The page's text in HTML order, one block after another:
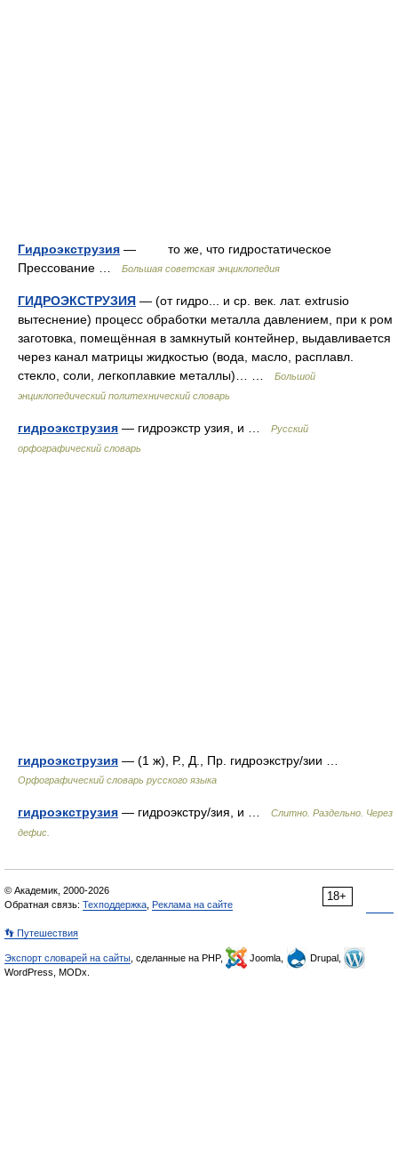
Гидроэкструзия — то же, что гидростатическое
Прессование …
Большая советская энциклопедия
ГИДРОЭКСТРУЗИЯ — (от гидро... и ср. век. лат. extrusio
вытеснение) процесс обработки металла давлением, при к ром
заготовка, помещённая в замкнутый контейнер, выдавливается
через канал матрицы жидкостью (вода, масло, расплавл.
стекло, соли, легкоплавкие металлы)… …
Большой
энциклопедический политехнический словарь
гидроэкструзия — гидроэкстр узия, и …
Русский
орфографический словарь
гидроэкструзия — (1 ж), Р., Д., Пр. гидроэкстру/зии …
Орфографический словарь русского языка
гидроэкструзия — гидроэкстру/зия, и …
Слитно. Раздельно. Через
дефис.
18+
© Академик, 2000-2026
Обратная связь: Техподдержка Реклама на сайте
👣 Путешествия
Экспорт словарей на сайты , сделанные на PHP, Joomla,
Drupal,
WordPress, MODx.